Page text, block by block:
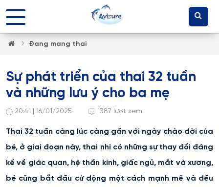
Đang mang thai
Sự phát triển của thai 32 tuần
và những lưu ý cho ba mẹ
20:41 | 16/01/2025 1387 lượt xem
Thai 32 tuần càng lúc càng gần với ngày chào đời của
bé, ở giai đoạn này, thai nhi có những sự thay đổi đáng
kể về giác quan, hệ thần kinh, giấc ngủ, mắt và xương,
bé cũng bắt đầu cử động một cách mạnh mẽ và đều